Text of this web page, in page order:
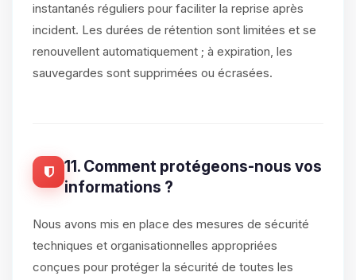
instantanés réguliers pour faciliter la reprise après
incident. Les durées de rétention sont limitées et se
renouvellent automatiquement ; à expiration, les
sauvegardes sont supprimées ou écrasées.
11. Comment protégeons-nous vos
informations ?
Nous avons mis en place des mesures de sécurité
techniques et organisationnelles appropriées
conçues pour protéger la sécurité de toutes les